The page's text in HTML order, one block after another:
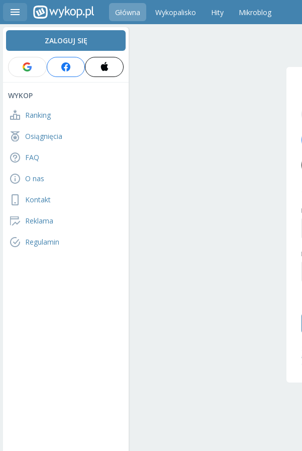
Główna Wykopalisko Hity Mikroblog
ZALOGUJ SIĘ
WYKOP
Ranking
Osiągnięcia
FAQ
O nas
Kontakt
Reklama
Regulamin